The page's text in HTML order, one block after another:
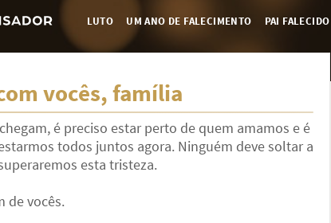
LUTO UM ANO DE FALECIMENTO PAI FALECIDO
vocês, família
é preciso estar perto de quem amamos e é
todos juntos agora. Ninguém deve soltar a
esta tristeza.
de vocês.